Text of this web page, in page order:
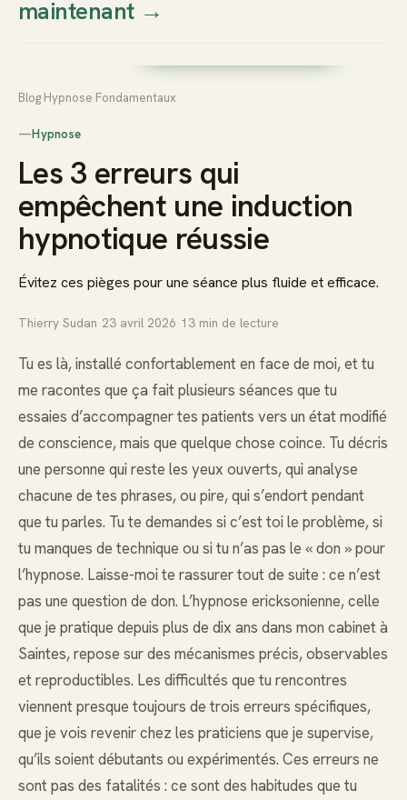
Thierry
Prendre rendez-vous dès
maintenant→
Blog Hypnose Fondamentaux
—Hypnose
Les 3 erreurs qui
empêchent une induction
hypnotique réussie
Évitez ces pièges pour une séance plus fluide et efficace.
Thierry Sudan 23 avril 2026 13 min de lecture
Tu es là, installé confortablement en face de moi, et tu
me racontes que ça fait plusieurs séances que tu
essaies d’accompagner tes patients vers un état modifié
de conscience, mais que quelque chose coince. Tu décris
une personne qui reste les yeux ouverts, qui analyse
chacune de tes phrases, ou pire, qui s’endort pendant
que tu parles. Tu te demandes si c’est toi le problème, si
tu manques de technique ou si tu n’as pas le « don » pour
l’hypnose. Laisse-moi te rassurer tout de suite : ce n’est
pas une question de don. L’hypnose ericksonienne, celle
que je pratique depuis plus de dix ans dans mon cabinet à
Saintes, repose sur des mécanismes précis, observables
et reproductibles. Les difficultés que tu rencontres
viennent presque toujours de trois erreurs spécifiques,
que je vois revenir chez les praticiens que je supervise,
qu’ils soient débutants ou expérimentés. Ces erreurs ne
sont pas des fatalités : ce sont des habitudes que tu